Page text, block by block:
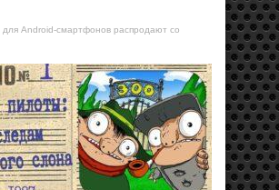
для Android-смартфонов распродают со